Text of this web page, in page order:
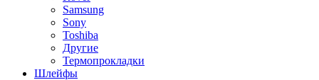
Samsung
Sony
Toshiba
Другие
Термопрокладки
Шлейфы